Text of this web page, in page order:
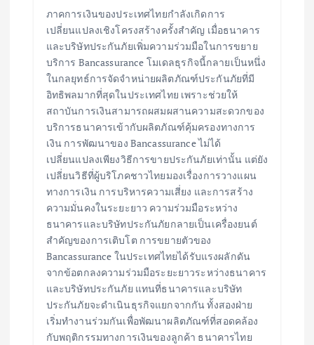
ภาคการเงินของประเทศไทยกำลังเกิดการ
เปลี่ยนแปลงเชิงโครงสร้างครั้งสำคัญ เมื่อธนาคาร
และบริษัทประกันภัยเพิ่มความร่วมมือในการขยาย
บริการ Bancassurance โมเดลธุรกิจนี้กลายเป็นหนึ่ง
ในกลยุทธ์การจัดจำหน่ายผลิตภัณฑ์ประกันภัยที่มี
อิทธิพลมากที่สุดในประเทศไทย เพราะช่วยให้
สถาบันการเงินสามารถผสมผสานความสะดวกของ
บริการธนาคารเข้ากับผลิตภัณฑ์คุ้มครองทางการ
เงิน การพัฒนาของ Bancassurance ไม่ได้
เปลี่ยนแปลงเพียงวิธีการขายประกันภัยเท่านั้น แต่ยัง
เปลี่ยนวิธีที่ผู้บริโภคชาวไทยมองเรื่องการวางแผน
ทางการเงิน การบริหารความเสี่ยง และการสร้าง
ความมั่นคงในระยะยาว ความร่วมมือระหว่าง
ธนาคารและบริษัทประกันภัยกลายเป็นเครื่องยนต์
สำคัญของการเติบโต การขยายตัวของ
Bancassurance ในประเทศไทยได้รับแรงผลักดัน
จากข้อตกลงความร่วมมือระยะยาวระหว่างธนาคาร
และบริษัทประกันภัย แทนที่ธนาคารและบริษัท
ประกันภัยจะดำเนินธุรกิจแยกจากกัน ทั้งสองฝ่าย
เริ่มทำงานร่วมกันเพื่อพัฒนาผลิตภัณฑ์ที่สอดคล้อง
กับพฤติกรรมทางการเงินของลูกค้า ธนาคารไทย